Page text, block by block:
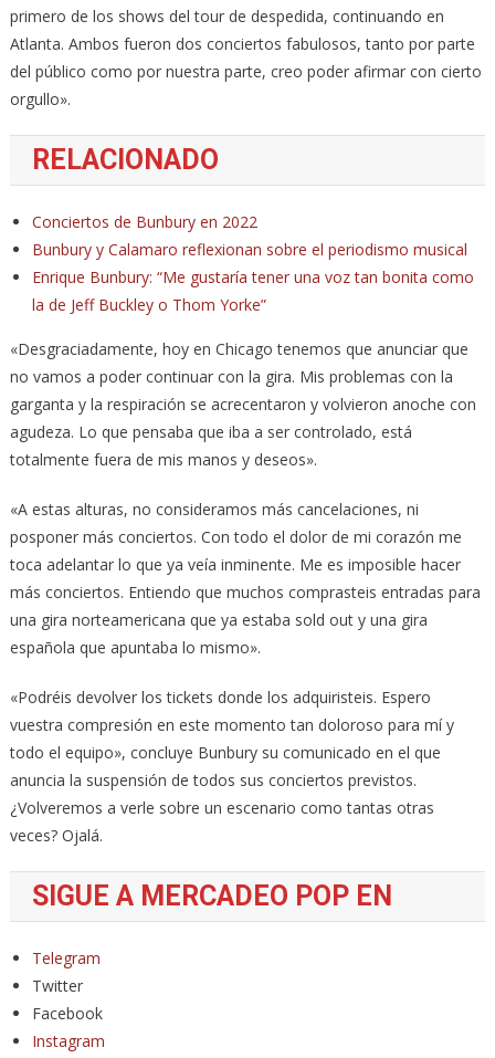
primero de los shows del tour de despedida, continuando en
Atlanta. Ambos fueron dos conciertos fabulosos, tanto por parte
del público como por nuestra parte, creo poder afirmar con cierto
orgullo».
RELACIONADO
Conciertos de Bunbury en 2022
Bunbury y Calamaro reflexionan sobre el periodismo musical
Enrique Bunbury: “Me gustaría tener una voz tan bonita como
la de Jeff Buckley o Thom Yorke”
«Desgraciadamente, hoy en Chicago tenemos que anunciar que
no vamos a poder continuar con la gira. Mis problemas con la
garganta y la respiración se acrecentaron y volvieron anoche con
agudeza. Lo que pensaba que iba a ser controlado, está
totalmente fuera de mis manos y deseos».
«A estas alturas, no consideramos más cancelaciones, ni
posponer más conciertos. Con todo el dolor de mi corazón me
toca adelantar lo que ya veía inminente. Me es imposible hacer
más conciertos. Entiendo que muchos comprasteis entradas para
una gira norteamericana que ya estaba sold out y una gira
española que apuntaba lo mismo».
«Podréis devolver los tickets donde los adquiristeis. Espero
vuestra compresión en este momento tan doloroso para mí y
todo el equipo», concluye Bunbury su comunicado en el que
anuncia la suspensión de todos sus conciertos previstos.
¿Volveremos a verle sobre un escenario como tantas otras
veces? Ojalá.
SIGUE A MERCADEO POP EN
Telegram
Twitter
Facebook
Instagram